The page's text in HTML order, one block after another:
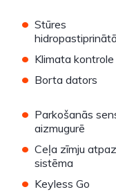
• Stūres
• Klimata kontrole
• Borta dators
• Parkošanās
aizmugurē
• Ceļa zīmju
sistēma
• Keyless Go